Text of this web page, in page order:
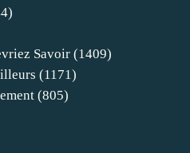
Savoir (1409)
(1171)
(805)